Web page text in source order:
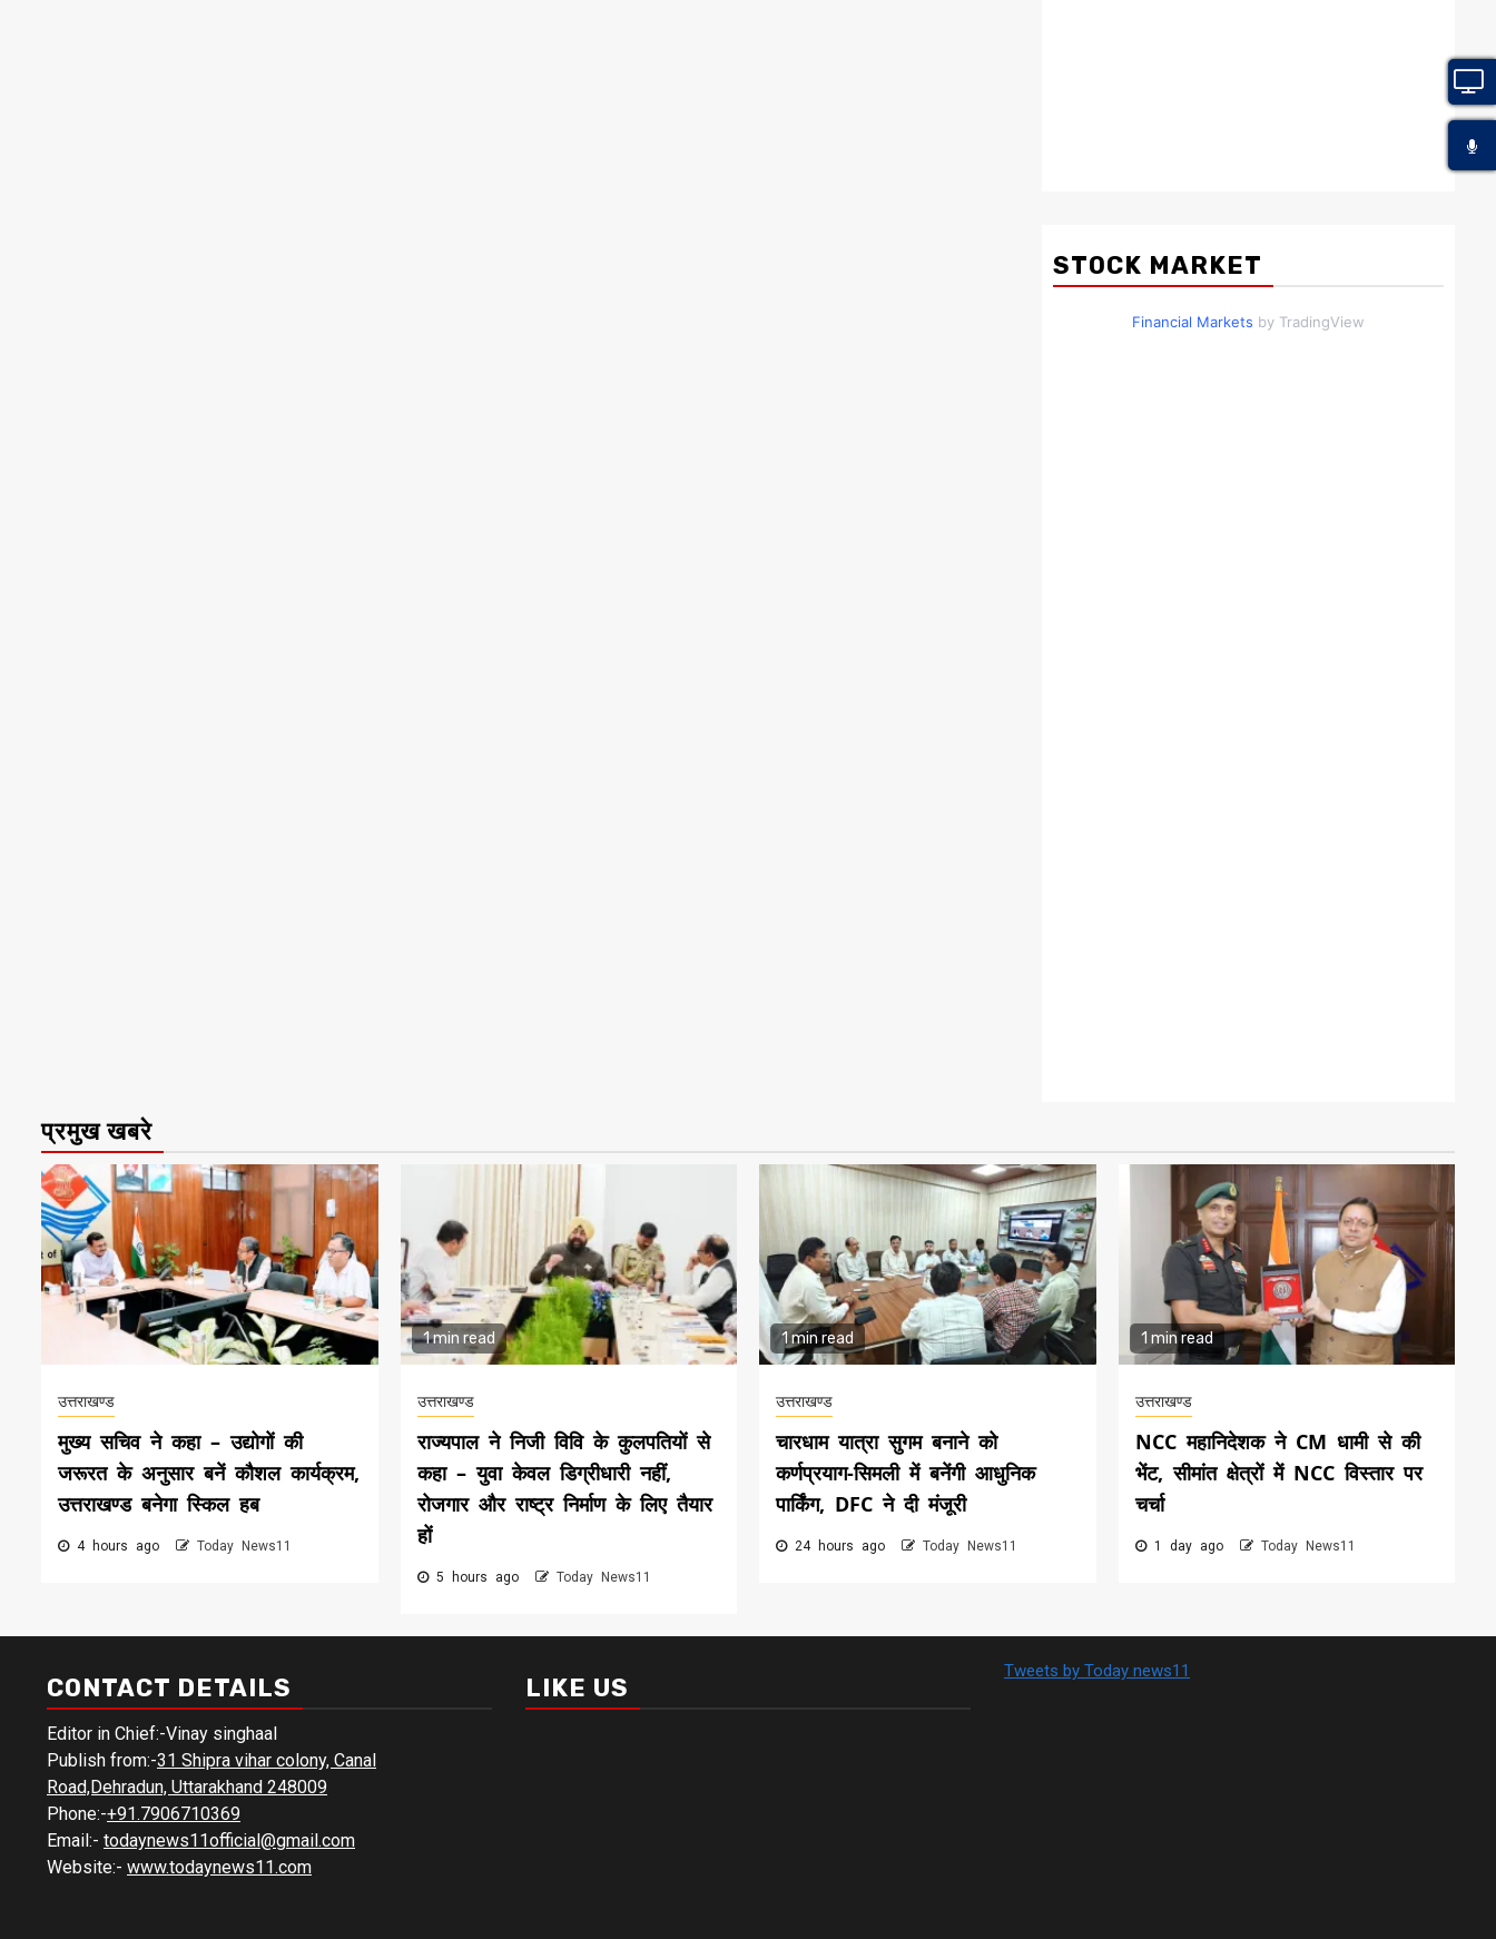
STOCK MARKET
Financial Markets by TradingView
प्रमुख खबरे
उत्तराखण्ड
मुख्य सचिव ने कहा – उद्योगों की
जरूरत के अनुसार बनें कौशल कार्यक्रम,
उत्तराखण्ड बनेगा स्किल हब
4 hours ago Today News11
1 min read
उत्तराखण्ड
राज्यपाल ने निजी विवि के कुलपतियों से
कहा – युवा केवल डिग्रीधारी नहीं,
रोजगार और राष्ट्र निर्माण के लिए तैयार
हों
5 hours ago Today News11
1 min read
उत्तराखण्ड
चारधाम यात्रा सुगम बनाने को
कर्णप्रयाग-सिमली में बनेंगी आधुनिक
पार्किंग, DFC ने दी मंजूरी
24 hours ago Today News11
1 min read
उत्तराखण्ड
NCC महानिदेशक ने CM धामी से की
भेंट, सीमांत क्षेत्रों में NCC विस्तार पर
चर्चा
1 day ago Today News11
CONTACT DETAILS
Editor in Chief:-Vinay singhaal
Publish from:-31 Shipra vihar colony, Canal
Road,Dehradun, Uttarakhand 248009
Phone:-+91.7906710369
Email:- todaynews11official@gmail.com
Website:- www.todaynews11.com
LIKE US
Tweets by Today news11